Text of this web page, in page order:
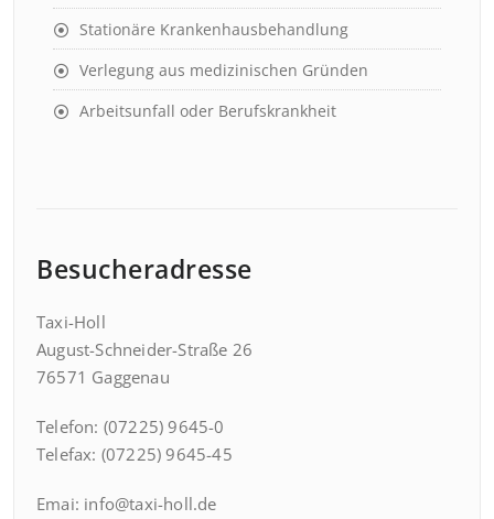
Stationäre Krankenhausbehandlung
Verlegung aus medizinischen Gründen
Arbeitsunfall oder Berufskrankheit
Besucheradresse
Taxi-Holl
August-Schneider-Straße 26
76571 Gaggenau
Telefon: (07225) 9645-0
Telefax: (07225) 9645-45
Emai: info@taxi-holl.de